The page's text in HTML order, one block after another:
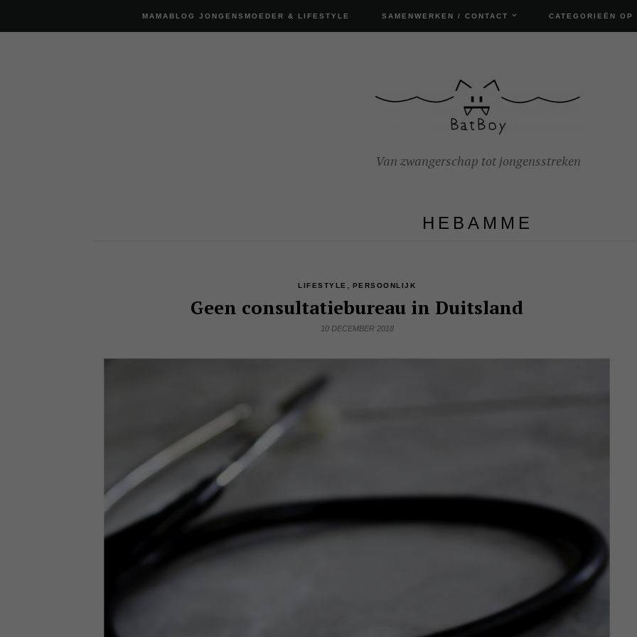
MAMABLOG JONGENSMOEDER & LIFESTYLE SAMENWERKEN / CONTACT CATEGORIEËN OP
Van zwangerschap tot jongensstreken
HEBAMME
LIFESTYLE PERSOONLIJK
Geen consultatiebureau in Duitsland
10 DECEMBER 2018